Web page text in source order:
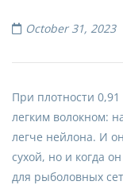
October 31, 2023
При плотности
легким волокном:
легче нейлона. И
сухой, но и когда
для рыболовных